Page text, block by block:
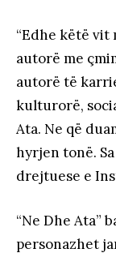
“Edhe këtë vit
autorë me
autorë të
kulturorë,
Ata. Ne që
hyrjen tonë.
drejtuese e
“Ne Dhe Ata”
personazhet